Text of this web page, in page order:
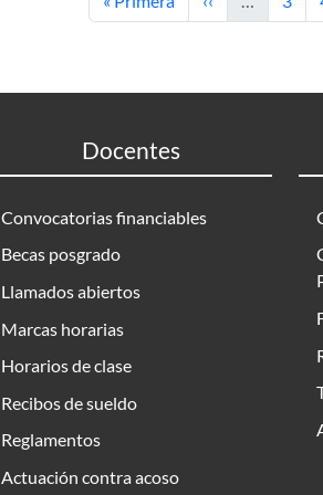
Docentes
Convocatorias financiables
Becas posgrado
Llamados abiertos
Marcas horarias
Horarios de clase
Recibos de sueldo
Reglamentos
Actuación contra acoso